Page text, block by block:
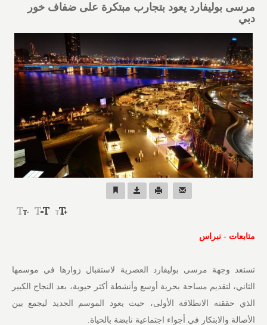
مرسى بوليفارد يعود بتجارب مبتكرة على ضفاف خور
دبي
متابعات - نبراس
تستعد وجهة مرسى بوليفارد العصرية لاستقبال زوارها في موسمها
الثاني، لتقديم مساحة بحرية أوسع وأنشطة أكثر حيوية، بعد النجاح الكبير
الذي حققته الانطلاقة الأولى، حيث يعود الموسم الجديد ليجمع بين
الأصالة والابتكار في أجواء اجتماعية نابضة بالحياة.